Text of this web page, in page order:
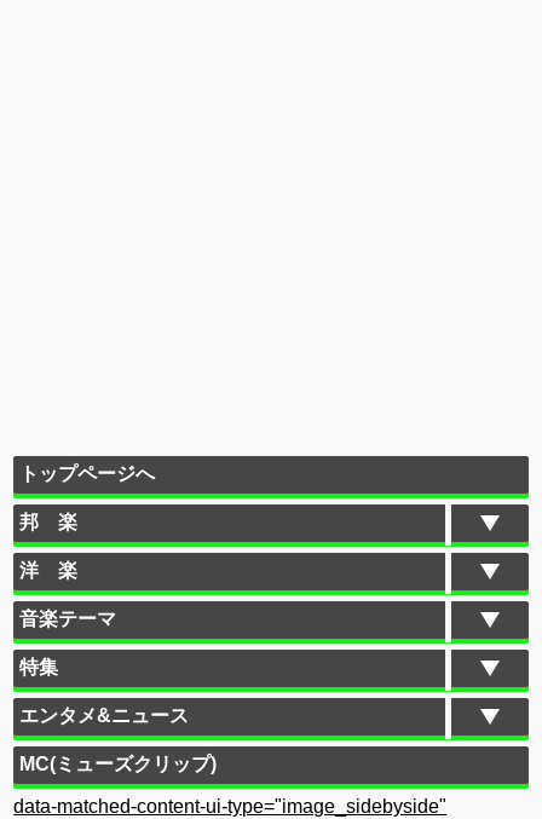
トップページへ
邦 楽
洋 楽
音楽テーマ
特集
エンタメ&ニュース
MC(ミューズクリップ)
data-matched-content-ui-type="image_sidebyside"